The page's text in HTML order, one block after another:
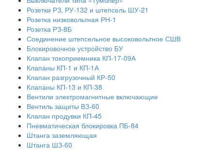
Розетки РЗ, РУ-132 и штепсель ШУ-21
Розетка низковольтная РН-1
Розетка РЗ-8Б
Соединение штепсельное высоковольтное СШВ
Блокировочное устройство БУ
Клапан токоприемника КП-17-09А
Клапаны КП-1 и КП-1А
Клапан разгрузочный КР-50
Клапаны КП-13 и КП-38
Вентили электромагнитные включающие
Вентиль защиты ВЗ-60
Клапан продувки КП-45
Пневматическая блокировка ПБ-84
Штанга заземляющая
Штанга ШЗ-60